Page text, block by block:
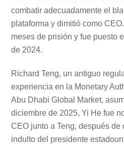
combatir adecuadamente el
plataforma y dimitió como
meses de prisión y fue puesto
de 2024.
Richard Teng, un antiguo
experiencia en la Monetary
Abu Dhabi Global Market,
diciembre de 2025, Yi He fue
CEO junto a Teng, después de
indulto del presidente